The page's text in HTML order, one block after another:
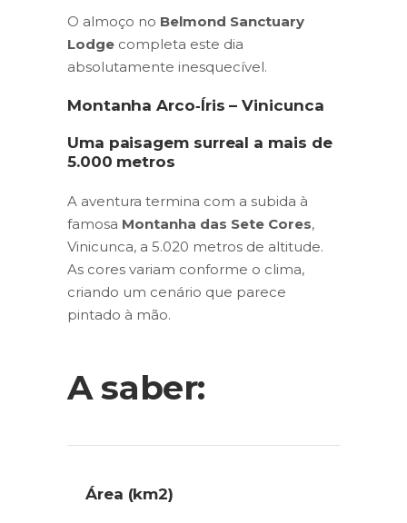
O almoço no Belmond Sanctuary
Lodge completa este dia
absolutamente inesquecível.
Montanha Arco‑Íris – Vinicunca
Uma paisagem surreal a mais de
5.000 metros
A aventura termina com a subida à
famosa Montanha das Sete Cores,
Vinicunca, a 5.020 metros de altitude.
As cores variam conforme o clima,
criando um cenário que parece
pintado à mão.
A saber:
Área (km2)